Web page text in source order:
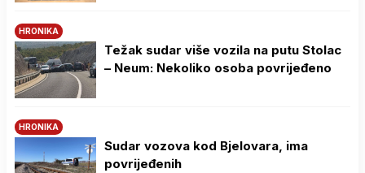
HRONIKA
Težak sudar više vozila na putu Stolac
– Neum: Nekoliko osoba povrijeđeno
HRONIKA
Sudar vozova kod Bjelovara, ima
povrijeđenih